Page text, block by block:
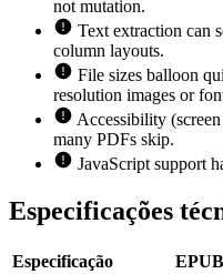
not mutation.
Text extraction can
column layouts.
File sizes balloon
resolution images or
Accessibility
many PDFs skip.
JavaScript support
Especificações
Especificação EPUB